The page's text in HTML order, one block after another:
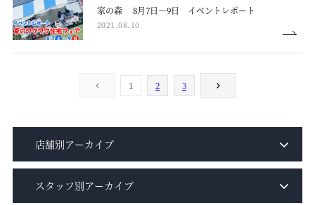
家の森 8月7日～9日 イベントレポート
2021.08.10
1 2 3
店舗別アーカイブ
スタッフ別アーカイブ